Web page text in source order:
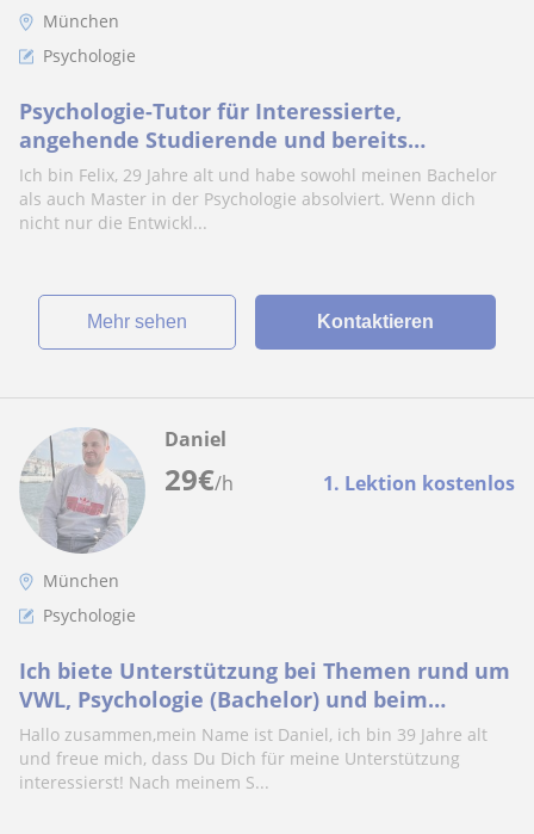
München
Psychologie
Psychologie-Tutor für Interessierte,
angehende Studierende und bereits
studierte.
Ich bin Felix, 29 Jahre alt und habe sowohl meinen Bachelor
als auch Master in der Psychologie absolviert. Wenn dich
nicht nur die Entwickl...
Mehr sehen Kontaktieren
29€/h 1. Lektion kostenlos
Daniel
München
Psychologie
Ich biete Unterstützung bei Themen rund um
VWL, Psychologie (Bachelor) und beim
Verfassen von Haus-, Abschlussarbeiten
Hallo zusammen,mein Name ist Daniel, ich bin 39 Jahre alt
und freue mich, dass Du Dich für meine Unterstützung
interessierst! Nach meinem S...